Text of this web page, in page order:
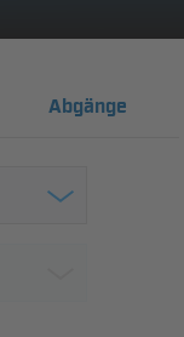
Abgänge